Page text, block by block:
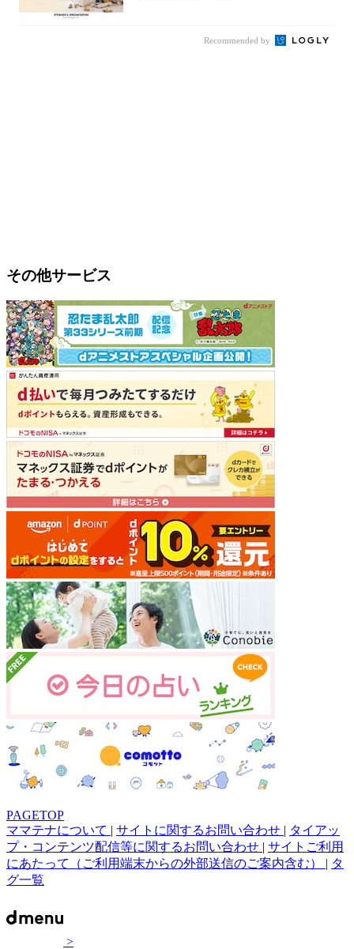
Recommended by
その他サービス
PAGETOP
ママテナについて | サイトに関するお問い合わせ | タイアッ
プ・コンテンツ配信等に関するお問い合わせ | サイトご利用
にあたって（ご利用端末からの外部送信のご案内含む） | タ
グ一覧
>